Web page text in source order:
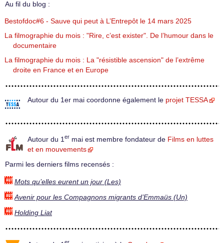
Au fil du blog :
Bestofdoc#6 - Sauve qui peut à L’Entrepôt le 14 mars 2025
La filmographie du mois : "Rire, c’est exister". De l’humour dans le
documentaire
La filmographie du mois : La "résistible ascension" de l’extrême
droite en France et en Europe
Autour du 1er mai coordonne également le projet TESSA
Autour du 1 er mai est membre fondateur de Films en luttes
et en mouvements
Parmi les derniers films recensés :
Mots qu’elles eurent un jour (Les)
Avenir pour les Compagnons migrants d’Emmaüs (Un)
Holding Liat